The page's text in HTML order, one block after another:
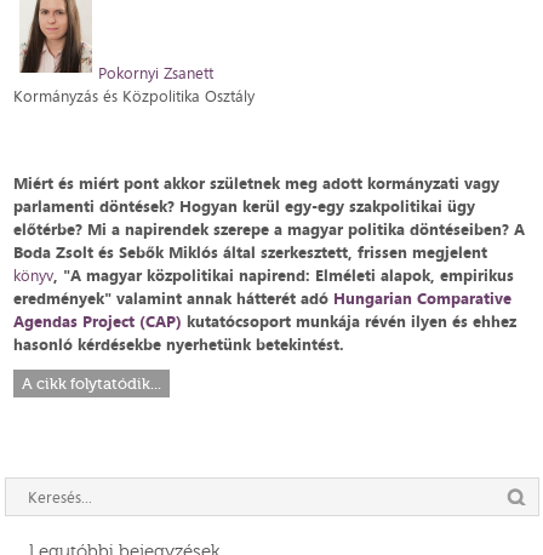
Pokornyi Zsanett
Kormányzás és Közpolitika Osztály
Miért és miért pont akkor születnek meg adott kormányzati vagy
parlamenti döntések? Hogyan kerül egy-egy szakpolitikai ügy
előtérbe? Mi a napirendek szerepe a magyar politika döntéseiben? A
Boda Zsolt és Sebők Miklós által szerkesztett, frissen megjelent
könyv, "A magyar közpolitikai napirend: Elméleti alapok, empirikus
eredmények" valamint annak hátterét adó Hungarian Comparative
Agendas Project (CAP) kutatócsoport munkája révén ilyen és ehhez
hasonló kérdésekbe nyerhetünk betekintést.
A cikk folytatódik...